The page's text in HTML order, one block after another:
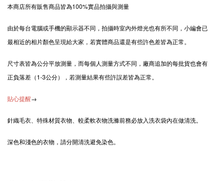
本商店所有販售商品皆為100%實品拍攝與測量
由於每台電腦或手機的顯示器不同，拍攝時室內外燈光也有所不同，小編會已
最相近的相片顏色呈現給大家，若實體商品還是有些許色差皆為正常。
尺寸表皆為公分平放測量，而每個人測量方式不同，廠商追加的每批貨也會有
正負落差（1-3公分），若測量結果有些許誤差皆為正常。
貼心提醒→
針織毛衣、特殊材質衣物、較柔軟衣物洗滌前務必放入洗衣袋內在做清洗。
深色和淺色的衣物，請分開清洗避免染色。